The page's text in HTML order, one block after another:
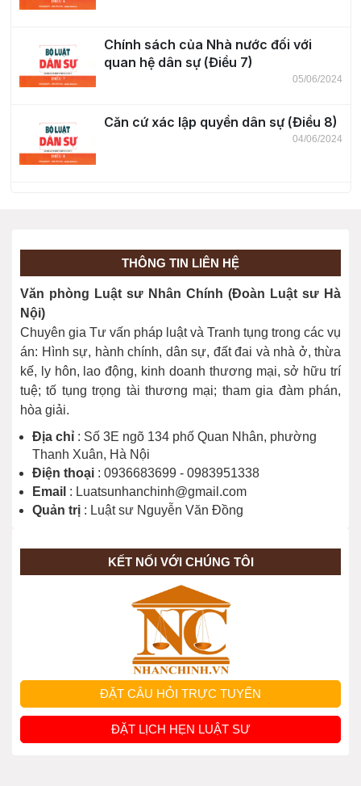
Chính sách của Nhà nước đối với
quan hệ dân sự (Điều 7)
05/06/2024
Căn cứ xác lập quyền dân sự (Điều 8)
04/06/2024
Giới hạn việc thực hiện quyền dân sự
(Điều 10)
THÔNG TIN LIÊN HỆ
Văn phòng Luật sư Nhân Chính (Đoàn Luật sư Hà
Nội)
Chuyên gia Tư vấn pháp luật và Tranh tụng trong các vụ
án: Hình sự, hành chính, dân sự, đất đai và nhà ở, thừa
kế, ly hôn, lao động, kinh doanh thương mại, sở hữu trí
tuệ; tố tụng trọng tài thương mại; tham gia đàm phán,
hòa giải.
Địa chỉ : Số 3E ngõ 134 phố Quan Nhân, phường
Thanh Xuân, Hà Nội
Điện thoại : 0936683699 - 0983951338
Email : Luatsunhanchinh@gmail.com
Quản trị : Luật sư Nguyễn Văn Đồng
KẾT NỐI VỚI CHÚNG TÔI
ĐẶT CÂU HỎI TRỰC TUYẾN
ĐẶT LỊCH HẸN LUẬT SƯ